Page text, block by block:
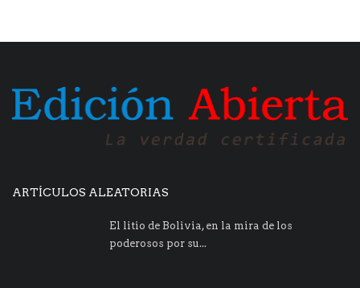
ARTÍCULOS ALEATORIAS
El litio de Bolivia, en la mira de los
poderosos por su...